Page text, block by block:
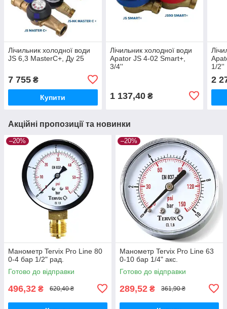
Лічильник холодної води
JS 6,3 MasterС+, Ду 25
7 755 ₴
Купити
Лічильник холодної води
Apator JS 4-02 Smart+,
3/4''
1 137,40₴
1/2''
2
Акційні пропозиції та новинки
–20%
Манометр Tervix Pro Line 80
0-4 бар 1/2" рад.
Готово до відправки
496,32 ₴ 620,40 ₴
–20%
Манометр Tervix Pro Line 63
0-10 бар 1/4" акс.
Готово до відправки
289,52 ₴ 361,90 ₴